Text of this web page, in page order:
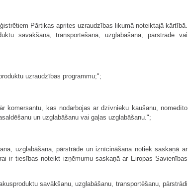
Pārtikas aprites uzraudzības likumā noteiktajā kārtībā.
savākšanā, transportēšanā, uzglabāšanā, pārstrādē vai
uzraudzības programmu;";
komersantu, kas nodarbojas ar dzīvnieku kaušanu, nomedīto
un uzglabāšanu vai gaļas uzglabāšanu.";
uzglabāšana, pārstrāde un iznīcināšana notiek saskaņā ar
ir tiesības noteikt izņēmumu saskaņā ar Eiropas Savienības
savākšanu, uzglabāšanu, transportēšanu, pārstrādi